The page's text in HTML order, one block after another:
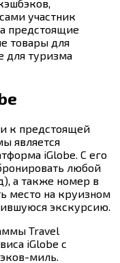
участник
предстоящие
товары для
для туризма
к предстоящей
является
iGlobe. С его
любой
а также номер в
место на круизном
экскурсию.
Travel
iGlobe с
миль.